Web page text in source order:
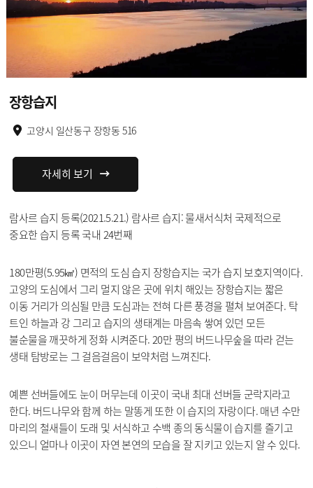
장항습지
고양시 일산동구 장항동 516
자세히 보기
람사르 습지 등록(2021.5.21.) 람사르 습지: 물새서식처 국제적으로
중요한 습지 등록 국내 24번째
180만평(5.95㎢) 면적의 도심 습지 장항습지는 국가 습지 보호지역이다.
고양의 도심에서 그리 멀지 않은 곳에 위치 해있는 장항습지는 짧은
이동 거리가 의심될 만큼 도심과는 전혀 다른 풍경을 펼쳐 보여준다. 탁
트인 하늘과 강 그리고 습지의 생태계는 마음속 쌓여 있던 모든
불순물을 깨끗하게 정화 시켜준다. 20만 평의 버드나무숲을 따라 걷는
생태 탐방로는 그 걸음걸음이 보약처럼 느껴진다.
예쁜 선버들에도 눈이 머무는데 이곳이 국내 최대 선버들 군락지라고
한다. 버드나무와 함께 하는 말똥게 또한 이 습지의 자랑이다. 매년 수만
마리의 철새들이 도래 및 서식하고 수백 종의 동식물이 습지를 즐기고
있으니 얼마나 이곳이 자연 본연의 모습을 잘 지키고 있는지 알 수 있다.